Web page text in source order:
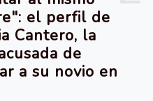
el perfil de
Cantero, la
de
a su novio en